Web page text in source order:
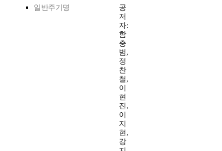
일반주기명
공
저
자:
함
충
범,
정
찬
철,
이
현
진,
이
지
현,
강